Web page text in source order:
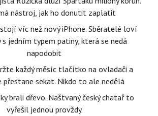
nástroj, jak ho donutit zaplatit
víc než nový iPhone. Sběratelé loví
s jedním typem patiny, která se nedá
napodobit
každý měsíc tlačítko na ovladači a
přestane sekat. Nikdo to ale nedělá
brali dřevo. Naštvaný český chatař to
vyřešil jednou provždy